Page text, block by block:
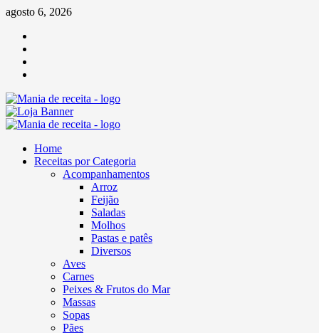
Skip
content
agosto 6, 2026
Primary
Home
Receitas por Categoria
Acompanhamentos
Arroz
Feijão
Saladas
Molhos
Pastas e patês
Diversos
Aves
Carnes
Peixes & Frutos do Mar
Massas
Sopas
Pães